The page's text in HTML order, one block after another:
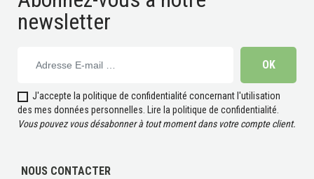
newsletter
J'accepte la politique de confidentialité concernant l'utilisation
des mes données personnelles. Lire la politique de confidentialité.
Vous pouvez vous désabonner à tout moment dans votre compte client.
NOUS CONTACTER